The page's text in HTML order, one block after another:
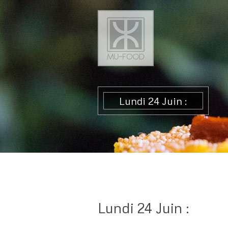
Lundi 24 Juin :
Lundi 24 Juin :